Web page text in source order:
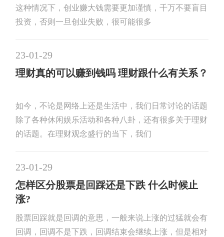
这种情况下，创业赚大钱需要更加谨慎，千万不要盲目
投资，否则一旦创业失败，很可能很多
23-01-29
理财真的可以赚到钱吗 理财跟什么有关系？
如今，不论是网络上还是生活中，我们日常讨论的话题
除了各种休闲娱乐活动和各种八卦，还有很多关于理财
的话题。在理财观念盛行的当下，我们
23-01-29
怎样区分股票是回踩还是下跌 什么时候止
涨?
股票回踩就是回调的意思，一般来说上涨的过猛就会有
回调，回调不是下跌，回调结束会继续上涨，但是相对